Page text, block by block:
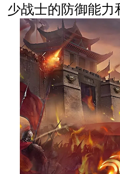
少战士的防御能力